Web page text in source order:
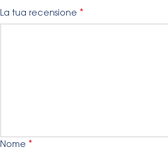
La tua recensione *
Nome *